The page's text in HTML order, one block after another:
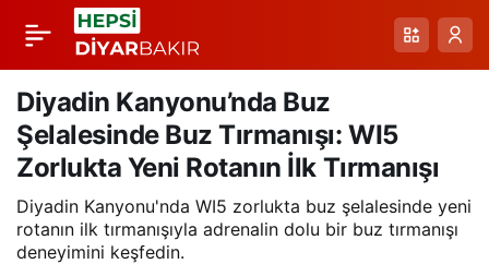
Diyadin Kanyonu’nda Buz
Şelalesinde Buz Tırmanışı: WI5
Zorlukta Yeni Rotanın İlk Tırmanışı
Diyadin Kanyonu'nda WI5 zorlukta buz şelalesinde yeni
rotanın ilk tırmanışıyla adrenalin dolu bir buz tırmanışı
deneyimini keşfedin.
Ortaviran Köyünde
Dört Ayaklı Civciv
Şaşkınlık Yarattı
Paylaş